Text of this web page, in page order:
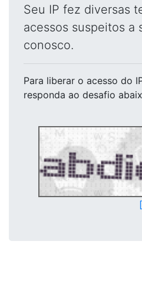
Seu IP fez diversas
acessos suspeitos a
conosco.
Para liberar o acesso do
responda ao desafio